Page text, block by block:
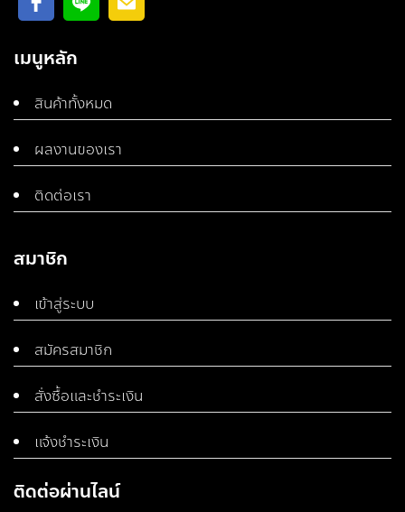
เมนูหลัก
สินค้าทั้งหมด
ผลงานของเรา
ติดต่อเรา
สมาชิก
เข้าสู่ระบบ
สมัครสมาชิก
สั่งซื้อและชำระเงิน
แจ้งชำระเงิน
ติดต่อผ่านไลน์